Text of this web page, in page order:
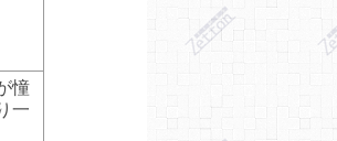
憧
一